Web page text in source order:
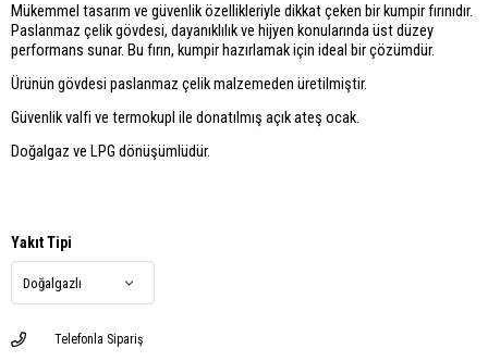
Mükemmel tasarım ve güvenlik özellikleriyle dikkat çeken bir kumpir fırınıdır.
Paslanmaz çelik gövdesi, dayanıklılık ve hijyen konularında üst düzey
performans sunar. Bu fırın, kumpir hazırlamak için ideal bir çözümdür.
Ürünün gövdesi paslanmaz çelik malzemeden üretilmiştir.
Güvenlik valfi ve termokupl ile donatılmış açık ateş ocak.
Doğalgaz ve LPG dönüşümlüdür.
Yakıt Tipi
Telefonla Sipariş